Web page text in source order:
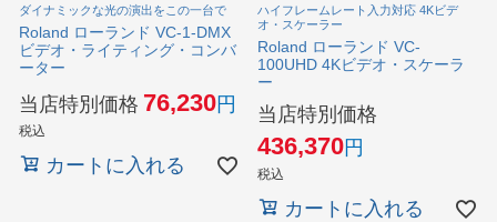
ダイナミックな光の演出をこの一台で
Roland ローランド VC-1-DMX
ビデオ・ライティング・コンバ
ーター
当店特別価格 76,230
税込
カートに入れる
ハイフレームレート入力対応 4Kビデ
オ・スケーラー
Roland ローランド VC-
100UHD 4Kビデオ・スケーラ
ー
当店特別価格
436,370
税込
カートに入れる